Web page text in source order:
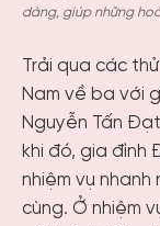
dàng, giúp những
Trải qua các
Nam về ba với
Nguyễn Tấn
khi đó, gia đình
nhiệm vụ
cùng. Ở nhiệm